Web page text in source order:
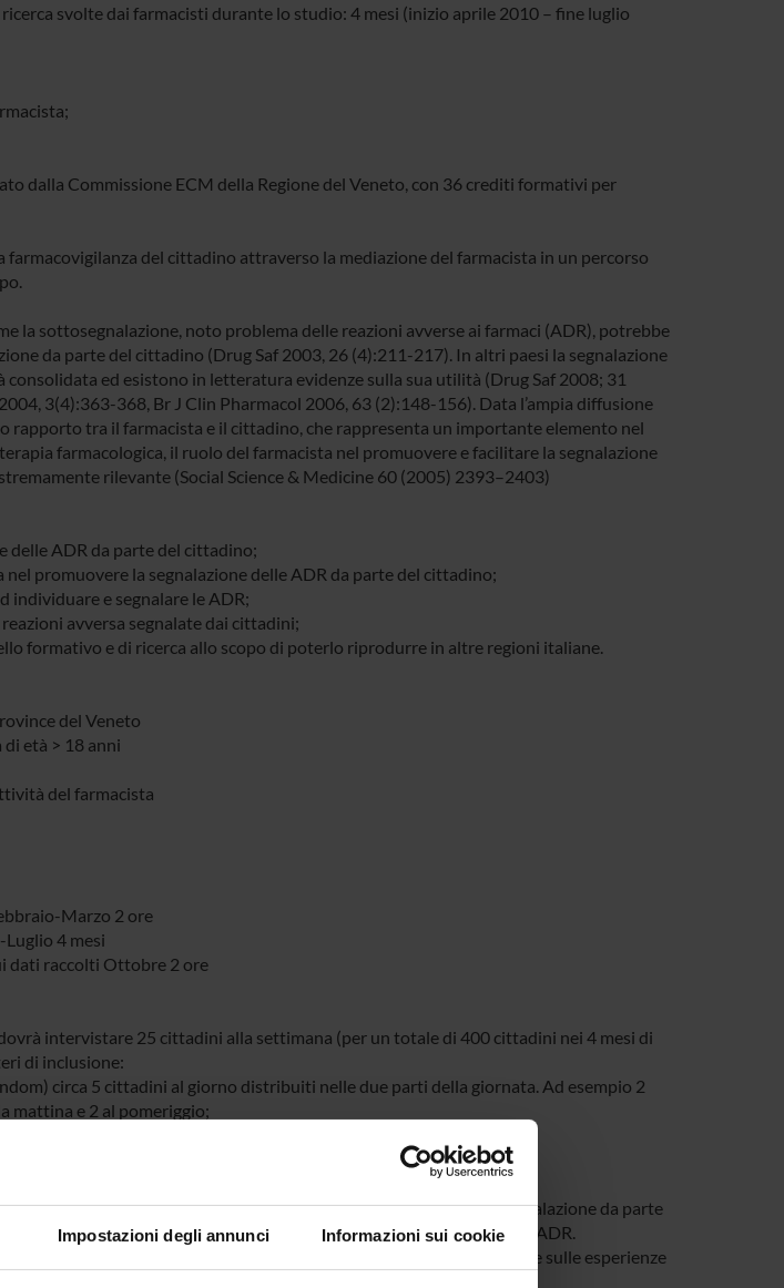
Impostazioni degli annunci Informazioni sui cookie
svolte dai farmacisti durante lo studio: 4 mesi (inizio aprile 2010 – fine luglio
dalla Commissione ECM della Regione del Veneto, con 36 crediti formativi per
del cittadino attraverso la mediazione del farmacista in un percorso
la sottosegnalazione, noto problema delle reazioni avverse ai farmaci (ADR), potrebbe
da parte del cittadino (Drug Saf 2003, 26 (4):211-217). In altri paesi la segnalazione
consolidata ed esistono in letteratura evidenze sulla sua utilità (Drug Saf 2008; 31
3(4):363-368, Br J Clin Pharmacol 2006, 63 (2):148-156). Data l’ampia diffusione
rapporto tra il farmacista e il cittadino, che rappresenta un importante elemento nel
farmacologica, il ruolo del farmacista nel promuovere e facilitare la segnalazione
rilevante (Social Science & Medicine 60 (2005) 2393–2403)
delle ADR da parte del cittadino;
nel promuovere la segnalazione delle ADR da parte del cittadino;
individuare e segnalare le ADR;
avversa segnalate dai cittadini;
formativo e di ricerca allo scopo di poterlo riprodurre in altre regioni italiane.
del Veneto
età > 18 anni
del farmacista
Marzo 2 ore
4 mesi
dati raccolti Ottobre 2 ore
intervistare 25 cittadini alla settimana (per un totale di 400 cittadini nei 4 mesi di
di inclusione:
circa 5 cittadini al giorno distribuiti nelle due parti della giornata. Ad esempio 2
mattina e 2 al pomeriggio;
è stato calcolato per ottenere un numero di schede di segnalazione da parte
gli obiettivi della ricerca, ossia almeno 200 schede di segnalazione di ADR.
riguardanti l’incidenza delle reazioni avverse a livello territoriale e sulle esperienze